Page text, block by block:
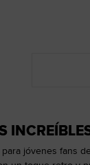
jóvenes fans